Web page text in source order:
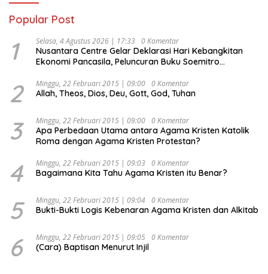
Popular Post
1 Selasa, 4 Agustus 2026 | 17:33 0 Komentar
Nusantara Centre Gelar Deklarasi Hari Kebangkitan
Ekonomi Pancasila, Peluncuran Buku Soemitro
Ekonomi Politik Indonesia) & Simposium Nasional
“Urgensi Undang-Undang Perekonomian Nasional dan
Indonesia Emas 2045”,
2 Minggu, 22 Februari 2015 | 09:00 0 Komentar
Allah, Theos, Dios, Deu, Gott, God, Tuhan
3 Minggu, 22 Februari 2015 | 09:00 0 Komentar
Apa Perbedaan Utama antara Agama Kristen Katolik
Roma dengan Agama Kristen Protestan?
4 Minggu, 22 Februari 2015 | 09:03 0 Komentar
Bagaimana Kita Tahu Agama Kristen itu Benar?
5 Minggu, 22 Februari 2015 | 09:04 0 Komentar
Bukti-Bukti Logis Kebenaran Agama Kristen dan Alkitab
6 Minggu, 22 Februari 2015 | 09:05 0 Komentar
(Cara) Baptisan Menurut Injil